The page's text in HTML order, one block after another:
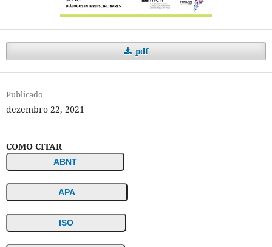
pdf
Publicado
dezembro 22, 2021
COMO CITAR
ABNT
APA
ISO